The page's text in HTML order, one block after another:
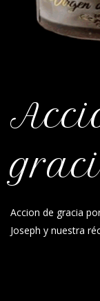
Accion de gracia
Joseph y nuestra